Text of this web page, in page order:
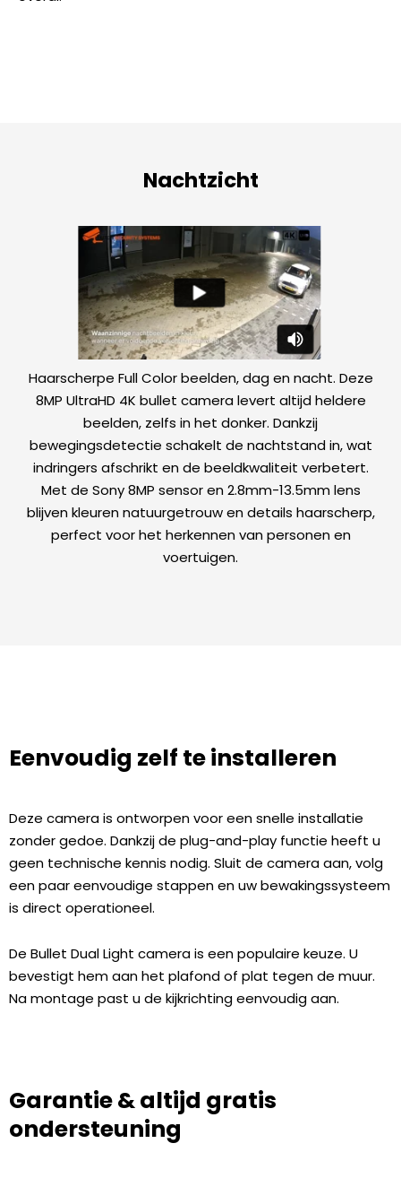
Nachtzicht
Haarscherpe Full Color beelden, dag en nacht. Deze
8MP UltraHD 4K bullet camera levert altijd heldere
beelden, zelfs in het donker. Dankzij
bewegingsdetectie schakelt de nachtstand in, wat
indringers afschrikt en de beeldkwaliteit verbetert.
Met de Sony 8MP sensor en 2.8mm-13.5mm lens
blijven kleuren natuurgetrouw en details haarscherp,
perfect voor het herkennen van personen en
voertuigen.
Eenvoudig zelf te installeren
Deze camera is ontworpen voor een snelle installatie
zonder gedoe. Dankzij de plug-and-play functie heeft u
geen technische kennis nodig. Sluit de camera aan, volg
een paar eenvoudige stappen en uw bewakingssysteem
is direct operationeel.
De Bullet Dual Light camera is een populaire keuze. U
bevestigt hem aan het plafond of plat tegen de muur.
Na montage past u de kijkrichting eenvoudig aan.
Garantie & altijd gratis
ondersteuning